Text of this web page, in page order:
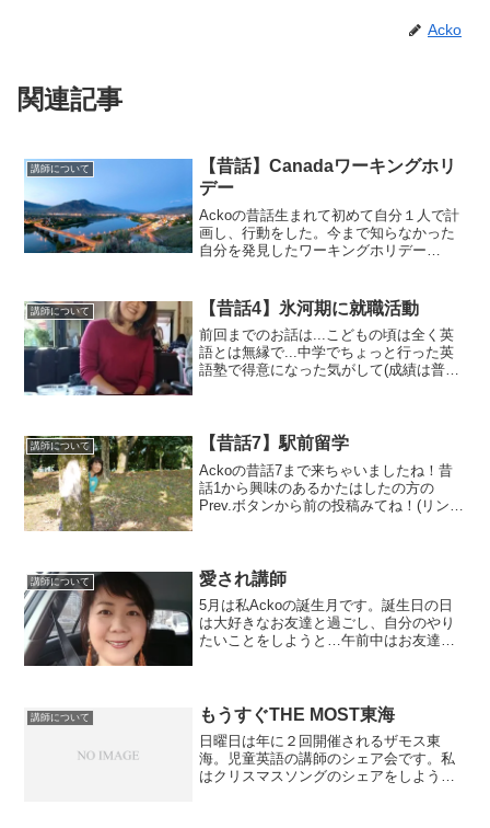
Acko
関連記事
講師について
【昔話】Canadaワーキングホリ
デー
Ackoの昔話生まれて初めて自分１人で計
画し、行動をした。今まで知らなかった
自分を発見したワーキングホリデー
内線はちっちゃくてびっくりの巻 マニュ
アル車を購入...
講師について 【昔話4】氷河期に就職活動
前回までのお話は...こどもの頃は全く英
語とは無縁で...中学でちょっと行った英
語塾で得意になった気がして(成績は普
ね？...
講師について 【昔話7】駅前留学
Ackoの昔話7まで来ちゃいましたね！昔
話1から興味のあるかたはしたの方の
Prev.ボタンから前の投稿みてね！(リンク
年に...
講師について 愛され講師
5月は私Ackoの誕生月です。誕生日の日
は大好きなお友達と過ごし、自分のやり
たいことをしようと…午前中はお友達主
なアクセサリーを作っ...
講師について もうすぐTHE MOST東海
日曜日は年に２回開催されるザモス東
海。児童英語の講師のシェア会です。私
はクリスマスソングのシェアをしようと